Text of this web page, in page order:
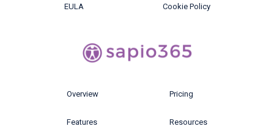
EULA Cookie Policy
Overview
Features
Pricing
Resources